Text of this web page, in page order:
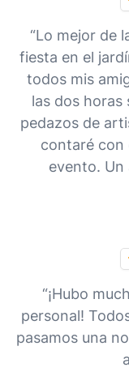
“Lo mejor de
fiesta en el
todos mis
las dos horas
pedazos de
contaré con
evento. Un
“¡Hubo
personal!
pasamos una